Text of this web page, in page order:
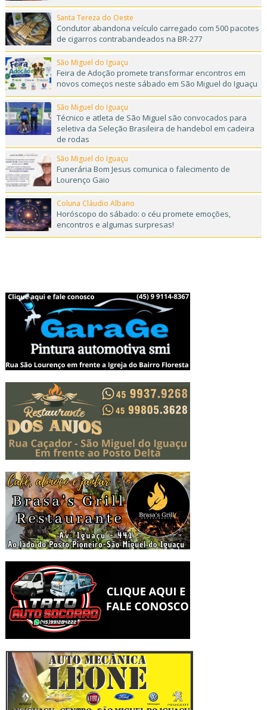
Santa Tereza do Oeste
Condutor abandona veículo carregado com 500 pacotes
de cigarros contrabandeados na BR-277
São Miguel do Iguaçu
Feira de Adoção promete transformar encontros em
novos começos neste sábado em São Miguel do Iguaçu
São Miguel do Iguaçu
Técnico e atleta de São Miguel são convocados para
seletiva da Seleção Brasileira de handebol em cadeira
de rodas
São Miguel do Iguaçu
Funerária Bom Jesus comunica o falecimento de
Lourenço Gaio
Coluna Cláudio Albano
Horóscopo do sábado: o céu promete emoções,
encontros e algumas surpresas!